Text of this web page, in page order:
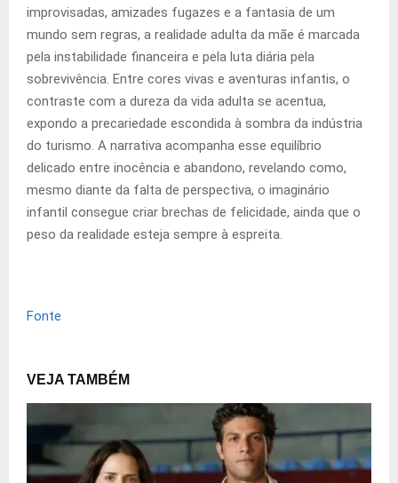
improvisadas, amizades fugazes e a fantasia de um
mundo sem regras, a realidade adulta da mãe é marcada
pela instabilidade financeira e pela luta diária pela
sobrevivência. Entre cores vivas e aventuras infantis, o
contraste com a dureza da vida adulta se acentua,
expondo a precariedade escondida à sombra da indústria
do turismo. A narrativa acompanha esse equilíbrio
delicado entre inocência e abandono, revelando como,
mesmo diante da falta de perspectiva, o imaginário
infantil consegue criar brechas de felicidade, ainda que o
peso da realidade esteja sempre à espreita.
Fonte
VEJA TAMBÉM